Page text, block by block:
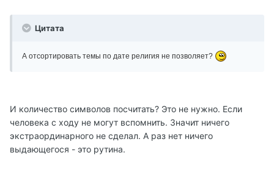
Цитата
А отсортировать темы по дате религия не позволяет?
И количество символов посчитать? Это не нужно. Если
человека с ходу не могут вспомнить. Значит ничего
экстраординарного не сделал. А раз нет ничего
выдающегося - это рутина.